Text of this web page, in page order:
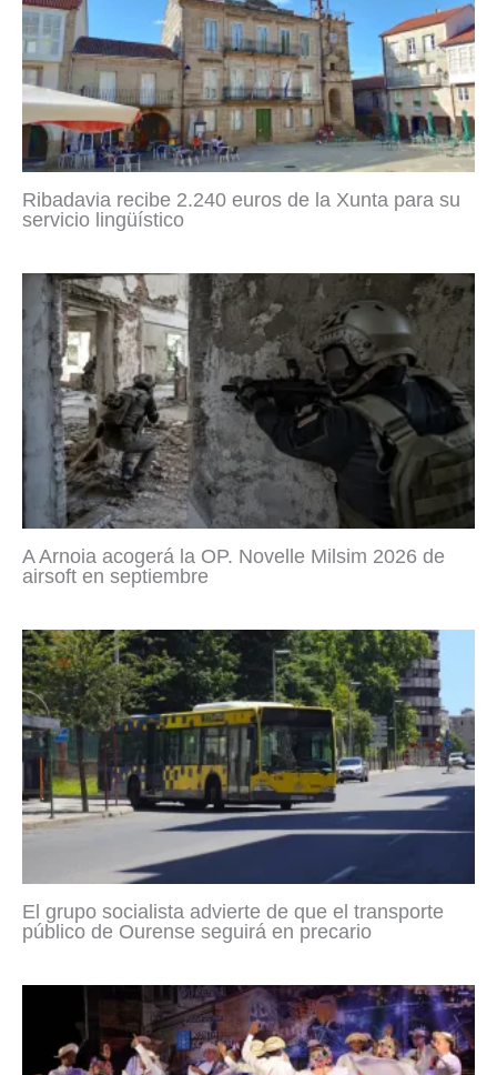
Ribadavia recibe 2.240 euros de la Xunta para su
servicio lingüístico
A Arnoia acogerá la OP. Novelle Milsim 2026 de
airsoft en septiembre
El grupo socialista advierte de que el transporte
público de Ourense seguirá en precario